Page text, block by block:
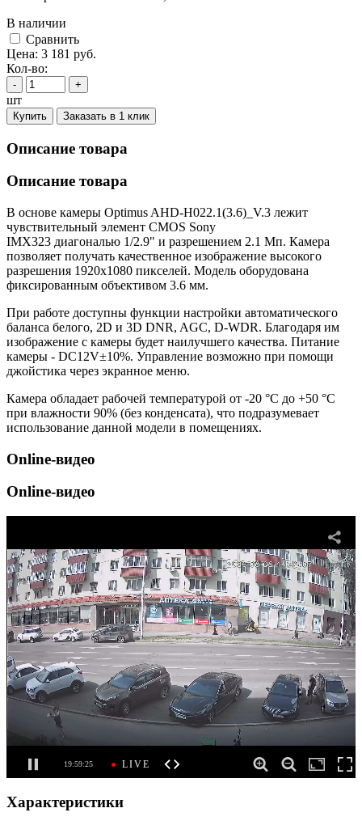
В наличии
Cравнить
Цена: 3 181 руб.
Кол-во:
- +
шт
Купить Заказать в 1 клик
Описание товара
Описание товара
В основе камеры Optimus AHD-H022.1(3.6)_V.3 лежит
чувствительный элемент CMOS Sony
IMX323 диагональю 1/2.9" и разрешением 2.1 Мп. Камера
позволяет получать качественное изображение высокого
разрешения 1920х1080 пикселей. Модель оборудована
фиксированным объективом 3.6 мм.
При работе доступны функции настройки автоматического
баланса белого, 2D и 3D DNR, AGC, D-WDR. Благодаря им
изображение с камеры будет наилучшего качества. Питание
камеры - DC12V±10%. Управление возможно при помощи
джойстика через экранное меню.
Камера обладает рабочей температурой от -20 °С до +50 °С
при влажности 90% (без конденсата), что подразумевает
использование данной модели в помещениях.
Online-видео
Online-видео
Характеристики